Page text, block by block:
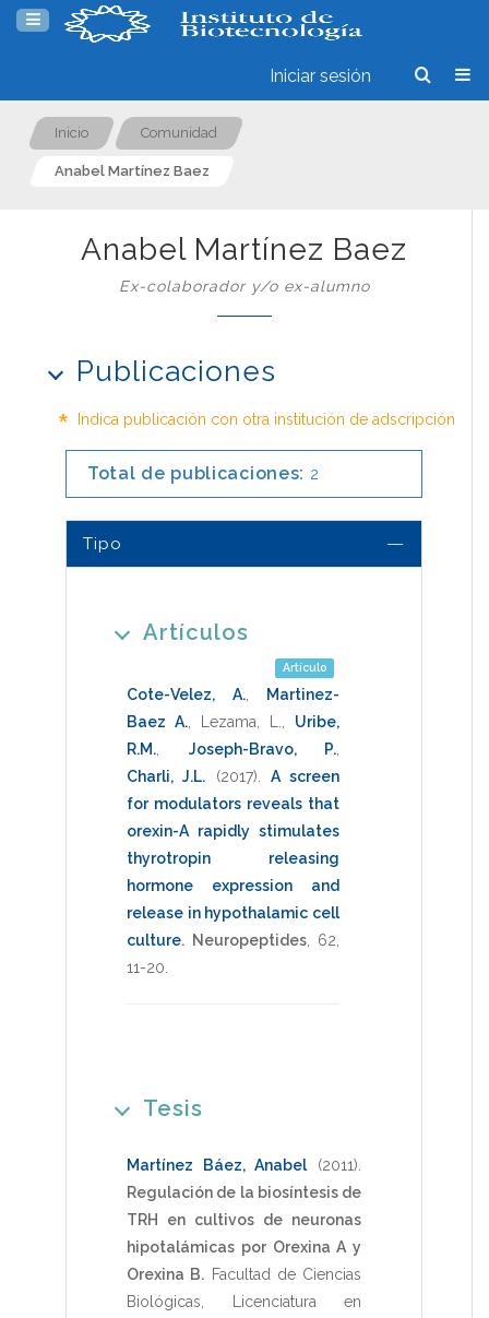
Iniciar sesión
Inicio Comunidad
Anabel Martínez Baez
Anabel Martínez Baez
Ex-colaborador y/o ex-alumno
Publicaciones
* Indica publicación con otra institución de adscripción
Total de publicaciones: 2
Tipo
Artículos
Artículo
Cote-Velez, A., Martinez-
Baez A.
Lezama, L.
Uribe,
R.M.
Joseph-Bravo, P.
Charli, J.L.
(2017)
A screen
for modulators reveals that
orexin-A rapidly stimulates
thyrotropin releasing
hormone expression and
release in hypothalamic cell
culture. Neuropeptides 62
11-20
Tesis
Martínez Báez, Anabel (2011)
Regulación de la biosíntesis de
TRH en cultivos de neuronas
hipotalámicas por Orexina A y
Orexina B. Facultad de Ciencias
Biológicas
Licenciatura en